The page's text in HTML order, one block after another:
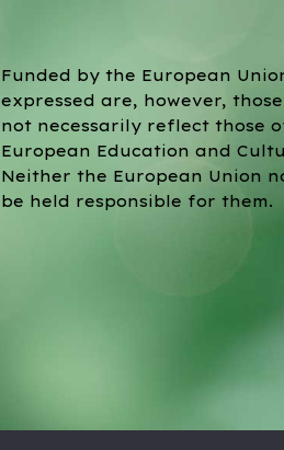
Funded by the European
expressed are, however,
not necessarily reflect those
European Education and
Neither the European Union
be held responsible for them.